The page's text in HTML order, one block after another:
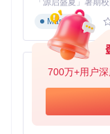
700万+用户
3.2 中断处理：让
接下来配置温度传
度阈值寄存器，并
Markdown
py-xiaozhi
Python
0